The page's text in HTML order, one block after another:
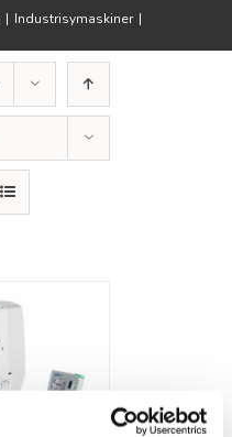
| Industrisymaskiner |